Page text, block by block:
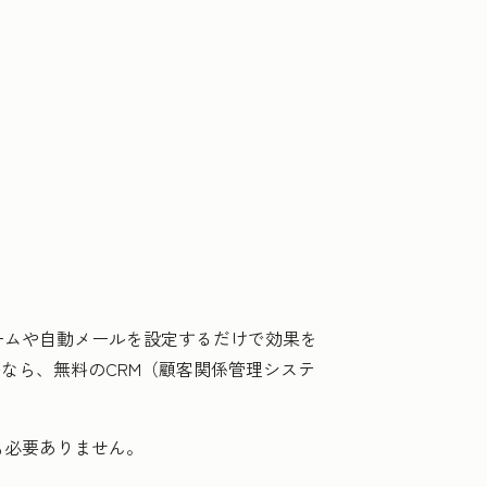
や自動メールを設定するだけで効果を
ら、無料のCRM（顧客関係管理システ
要ありません。